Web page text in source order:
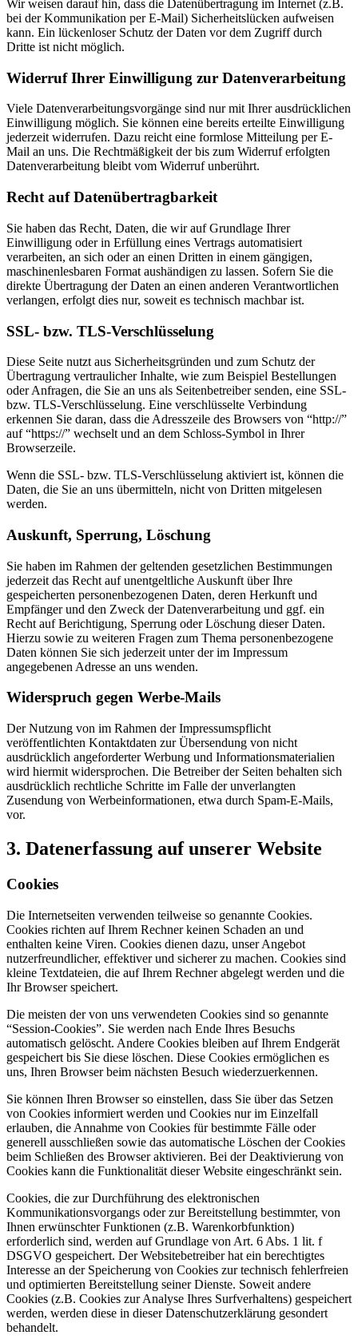
Wir weisen darauf hin, dass die Datenübertragung im Internet (z.B.
bei der Kommunikation per E-Mail) Sicherheitslücken aufweisen
kann. Ein lückenloser Schutz der Daten vor dem Zugriff durch
Dritte ist nicht möglich.
Widerruf Ihrer Einwilligung zur Datenverarbeitung
Viele Datenverarbeitungsvorgänge sind nur mit Ihrer ausdrücklichen
Einwilligung möglich. Sie können eine bereits erteilte Einwilligung
jederzeit widerrufen. Dazu reicht eine formlose Mitteilung per E-
Mail an uns. Die Rechtmäßigkeit der bis zum Widerruf erfolgten
Datenverarbeitung bleibt vom Widerruf unberührt.
Recht auf Datenübertragbarkeit
Sie haben das Recht, Daten, die wir auf Grundlage Ihrer
Einwilligung oder in Erfüllung eines Vertrags automatisiert
verarbeiten, an sich oder an einen Dritten in einem gängigen,
maschinenlesbaren Format aushändigen zu lassen. Sofern Sie die
direkte Übertragung der Daten an einen anderen Verantwortlichen
verlangen, erfolgt dies nur, soweit es technisch machbar ist.
SSL- bzw. TLS-Verschlüsselung
Diese Seite nutzt aus Sicherheitsgründen und zum Schutz der
Übertragung vertraulicher Inhalte, wie zum Beispiel Bestellungen
oder Anfragen, die Sie an uns als Seitenbetreiber senden, eine SSL-
bzw. TLS-Verschlüsselung. Eine verschlüsselte Verbindung
erkennen Sie daran, dass die Adresszeile des Browsers von “http://”
auf “https://” wechselt und an dem Schloss-Symbol in Ihrer
Browserzeile.
Wenn die SSL- bzw. TLS-Verschlüsselung aktiviert ist, können die
Daten, die Sie an uns übermitteln, nicht von Dritten mitgelesen
werden.
Auskunft, Sperrung, Löschung
Sie haben im Rahmen der geltenden gesetzlichen Bestimmungen
jederzeit das Recht auf unentgeltliche Auskunft über Ihre
gespeicherten personenbezogenen Daten, deren Herkunft und
Empfänger und den Zweck der Datenverarbeitung und ggf. ein
Recht auf Berichtigung, Sperrung oder Löschung dieser Daten.
Hierzu sowie zu weiteren Fragen zum Thema personenbezogene
Daten können Sie sich jederzeit unter der im Impressum
angegebenen Adresse an uns wenden.
Widerspruch gegen Werbe-Mails
Der Nutzung von im Rahmen der Impressumspflicht
veröffentlichten Kontaktdaten zur Übersendung von nicht
ausdrücklich angeforderter Werbung und Informationsmaterialien
wird hiermit widersprochen. Die Betreiber der Seiten behalten sich
ausdrücklich rechtliche Schritte im Falle der unverlangten
Zusendung von Werbeinformationen, etwa durch Spam-E-Mails,
vor.
3. Datenerfassung auf unserer Website
Cookies
Die Internetseiten verwenden teilweise so genannte Cookies.
Cookies richten auf Ihrem Rechner keinen Schaden an und
enthalten keine Viren. Cookies dienen dazu, unser Angebot
nutzerfreundlicher, effektiver und sicherer zu machen. Cookies sind
kleine Textdateien, die auf Ihrem Rechner abgelegt werden und die
Ihr Browser speichert.
Die meisten der von uns verwendeten Cookies sind so genannte
“Session-Cookies”. Sie werden nach Ende Ihres Besuchs
automatisch gelöscht. Andere Cookies bleiben auf Ihrem Endgerät
gespeichert bis Sie diese löschen. Diese Cookies ermöglichen es
uns, Ihren Browser beim nächsten Besuch wiederzuerkennen.
Sie können Ihren Browser so einstellen, dass Sie über das Setzen
von Cookies informiert werden und Cookies nur im Einzelfall
erlauben, die Annahme von Cookies für bestimmte Fälle oder
generell ausschließen sowie das automatische Löschen der Cookies
beim Schließen des Browser aktivieren. Bei der Deaktivierung von
Cookies kann die Funktionalität dieser Website eingeschränkt sein.
Cookies, die zur Durchführung des elektronischen
Kommunikationsvorgangs oder zur Bereitstellung bestimmter, von
Ihnen erwünschter Funktionen (z.B. Warenkorbfunktion)
erforderlich sind, werden auf Grundlage von Art. 6 Abs. 1 lit. f
DSGVO gespeichert. Der Websitebetreiber hat ein berechtigtes
Interesse an der Speicherung von Cookies zur technisch fehlerfreien
und optimierten Bereitstellung seiner Dienste. Soweit andere
Cookies (z.B. Cookies zur Analyse Ihres Surfverhaltens) gespeichert
werden, werden diese in dieser Datenschutzerklärung gesondert
behandelt.